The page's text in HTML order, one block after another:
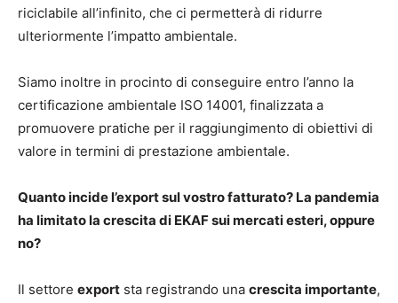
riciclabile all’infinito, che ci permetterà di ridurre
ulteriormente l’impatto ambientale.
Siamo inoltre in procinto di conseguire entro l’anno la
certificazione ambientale ISO 14001, finalizzata a
promuovere pratiche per il raggiungimento di obiettivi di
valore in termini di prestazione ambientale.
Quanto incide l’export sul vostro fatturato? La pandemia
ha limitato la crescita di EKAF sui mercati esteri, oppure
no?
Il settore export sta registrando una crescita importante,